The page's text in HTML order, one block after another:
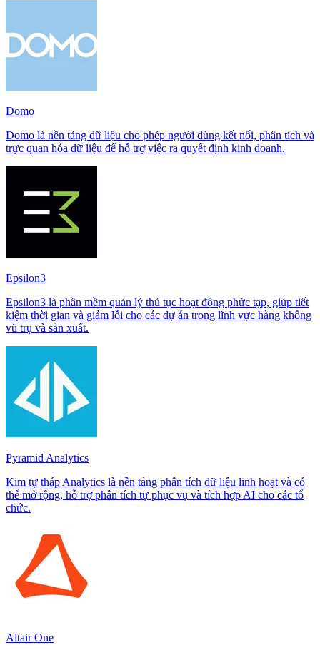
Domo
Domo là nền tảng dữ liệu cho phép người dùng kết nối, phân tích và
trực quan hóa dữ liệu để hỗ trợ việc ra quyết định kinh doanh.
Epsilon3
Epsilon3 là phần mềm quản lý thủ tục hoạt động phức tạp, giúp tiết
kiệm thời gian và giảm lỗi cho các dự án trong lĩnh vực hàng không
vũ trụ và sản xuất.
Pyramid Analytics
Kim tự tháp Analytics là nền tảng phân tích dữ liệu linh hoạt và có
thể mở rộng, hỗ trợ phân tích tự phục vụ và tích hợp AI cho các tổ
chức.
Altair One